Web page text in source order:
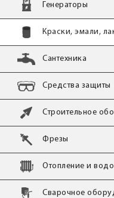
Генераторы
Краски, эмали,
Сантехника
Средства защиты
Строительное
Фрезы
Отопление и
Сварочное